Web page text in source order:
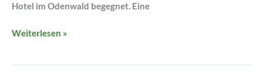
Hotel im Odenwald begegnet. Eine
Weiterlesen »